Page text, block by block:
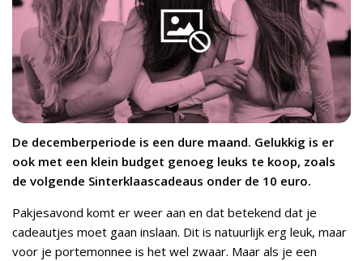
De decemberperiode is een dure maand. Gelukkig is er
ook met een klein budget genoeg leuks te koop, zoals
de volgende Sinterklaascadeaus onder de 10 euro.
Pakjesavond komt er weer aan en dat betekend dat je
cadeautjes moet gaan inslaan. Dit is natuurlijk erg leuk, maar
voor je portemonnee is het wel zwaar. Maar als je een